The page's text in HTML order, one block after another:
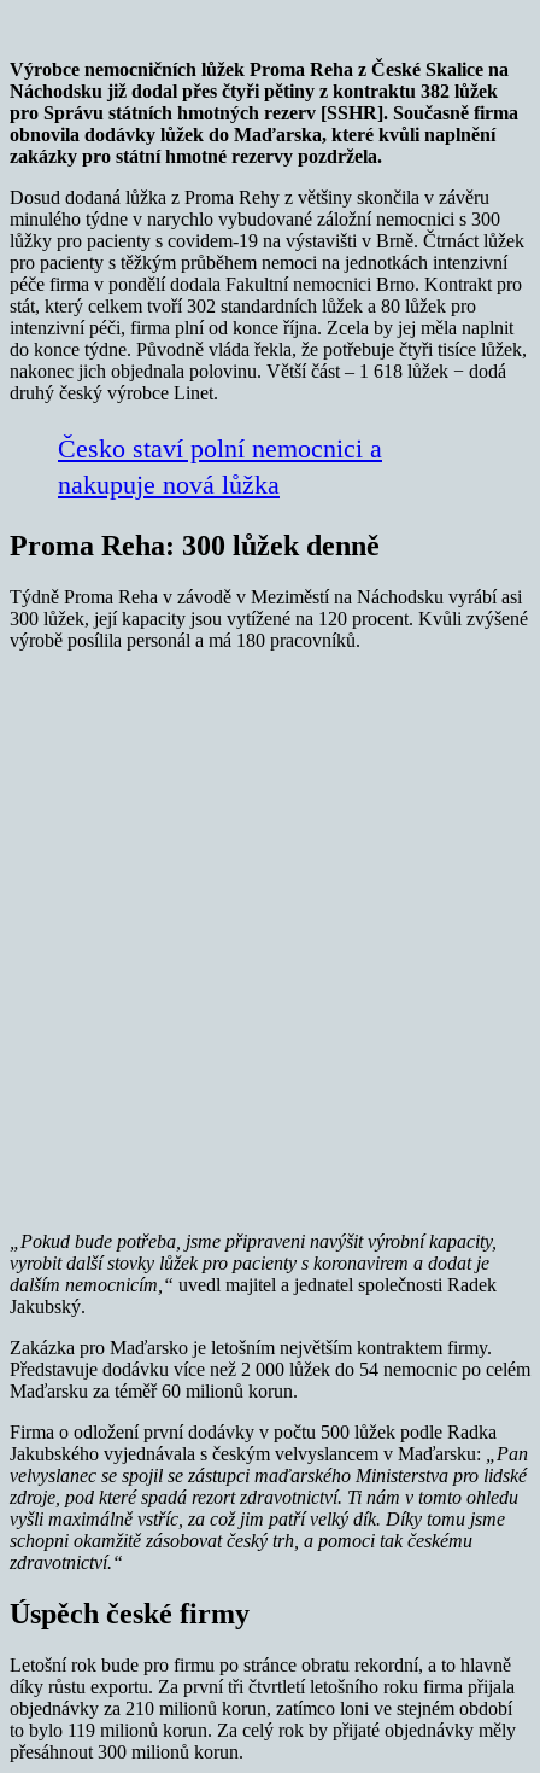
Výrobce nemocničních lůžek Proma Reha z České Skalice na
Náchodsku již dodal přes čtyři pětiny z kontraktu 382 lůžek
pro Správu státních hmotných rezerv [SSHR]. Současně firma
obnovila dodávky lůžek do Maďarska, které kvůli naplnění
zakázky pro státní hmotné rezervy pozdržela.
Dosud dodaná lůžka z Proma Rehy z většiny skončila v závěru
minulého týdne v narychlo vybudované záložní nemocnici s 300
lůžky pro pacienty s covidem-19 na výstavišti v Brně. Čtrnáct lůžek
pro pacienty s těžkým průběhem nemoci na jednotkách intenzivní
péče firma v pondělí dodala Fakultní nemocnici Brno. Kontrakt pro
stát, který celkem tvoří 302 standardních lůžek a 80 lůžek pro
intenzivní péči, firma plní od konce října. Zcela by jej měla naplnit
do konce týdne. Původně vláda řekla, že potřebuje čtyři tisíce lůžek,
nakonec jich objednala polovinu. Větší část – 1 618 lůžek − dodá
druhý český výrobce Linet.
Česko staví polní nemocnici a
nakupuje nová lůžka
Proma Reha: 300 lůžek denně
Týdně Proma Reha v závodě v Meziměstí na Náchodsku vyrábí asi
300 lůžek, její kapacity jsou vytížené na 120 procent. Kvůli zvýšené
výrobě posílila personál a má 180 pracovníků.
„Pokud bude potřeba, jsme připraveni navýšit výrobní kapacity,
vyrobit další stovky lůžek pro pacienty s koronavirem a dodat je
dalším nemocnicím,“ uvedl majitel a jednatel společnosti Radek
Jakubský.
Zakázka pro Maďarsko je letošním největším kontraktem firmy.
Představuje dodávku více než 2 000 lůžek do 54 nemocnic po celém
Maďarsku za téměř 60 milionů korun.
Firma o odložení první dodávky v počtu 500 lůžek podle Radka
Jakubského vyjednávala s českým velvyslancem v Maďarsku:
„Pan
velvyslanec se spojil se zástupci maďarského Ministerstva pro lidské
zdroje, pod které spadá rezort zdravotnictví. Ti nám v tomto ohledu
vyšli maximálně vstříc, za což jim patří velký dík. Díky tomu jsme
schopni okamžitě zásobovat český trh, a pomoci tak českému
zdravotnictví.“
Úspěch české firmy
Letošní rok bude pro firmu po stránce obratu rekordní, a to hlavně
díky růstu exportu. Za první tři čtvrtletí letošního roku firma přijala
objednávky za 210 milionů korun, zatímco loni ve stejném období
to bylo 119 milionů korun. Za celý rok by přijaté objednávky měly
přesáhnout 300 milionů korun.